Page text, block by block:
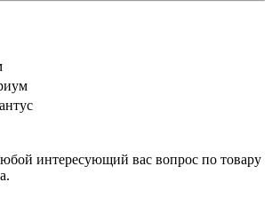
интересующий вас вопрос по товару